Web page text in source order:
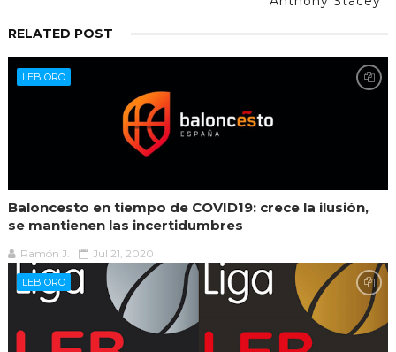
RELATED POST
LEB ORO
Baloncesto en tiempo de COVID19: crece la ilusión,
se mantienen las incertidumbres
Ramón J. Jul 21, 2020
LEB ORO